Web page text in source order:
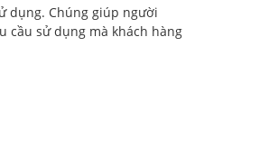
dụng. Chúng giúp người
cầu sử dụng mà khách hàng